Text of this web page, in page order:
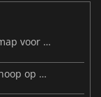
MARVEL Tōkon gaat van start en de roadmap voor jaar 1 is bekendgemaakt
Steam Frame-prijs lekt uit en verplettert hoop op betaalbare VR